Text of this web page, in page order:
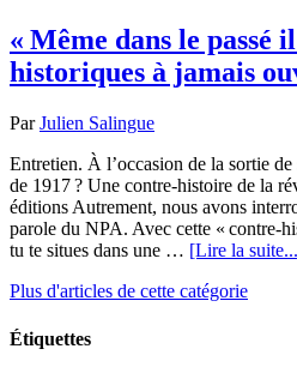
« Même dans le passé
historiques à jamais
ParJulien Salingue
Entretien. À l’occasion de la sortie
de 1917 ? Une contre-histoire de la
éditions Autrement, nous avons
parole du NPA. Avec cette « contre-
tu te situes dans une … [Lire la
Plus d'articles de cette catégorie
Étiquettes